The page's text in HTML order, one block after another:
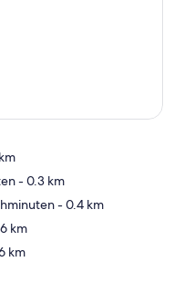
- 0.3 km
- 0.4 km
km
km